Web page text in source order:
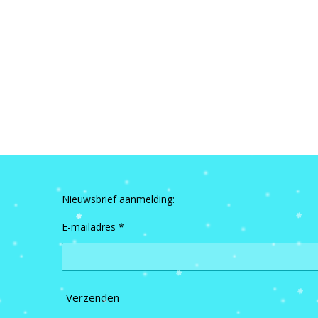
Nieuwsbrief aanmelding:
E-mailadres *
Verzenden